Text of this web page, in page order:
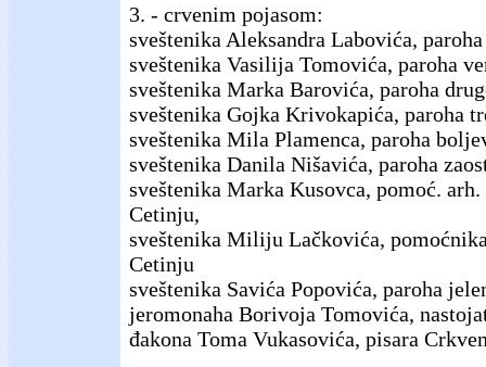
3. - crvenim pojasom:
sveštenika Aleksandra Labovića,
sveštenika Vasilija Tomovića, paroha
sveštenika Marka Barovića, paroha
sveštenika Gojka Krivokapića, paroha
sveštenika Mila Plamenca, paroha
sveštenika Danila Nišavića, paroha
sveštenika Marka Kusovca, pomoć.
Cetinju,
sveštenika Miliju Lačkovića,
Cetinju
sveštenika Savića Popovića, paroha
jeromonaha Borivoja Tomovića,
đakona Toma Vukasovića, pisara